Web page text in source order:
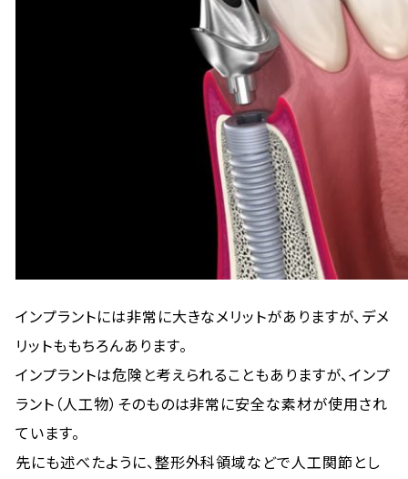
インプラントには非常に大きなメリットがありますが、デメ
リットももちろんあります。
インプラントは危険と考えられることもありますが、インプ
ラント（人工物）そのものは非常に安全な素材が使用され
ています。
先にも述べたように、整形外科領域などで人工関節とし